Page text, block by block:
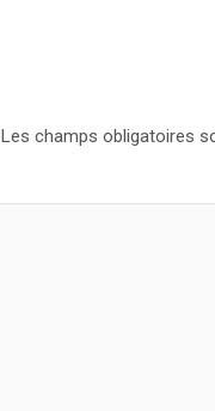
Les champs obligatoires